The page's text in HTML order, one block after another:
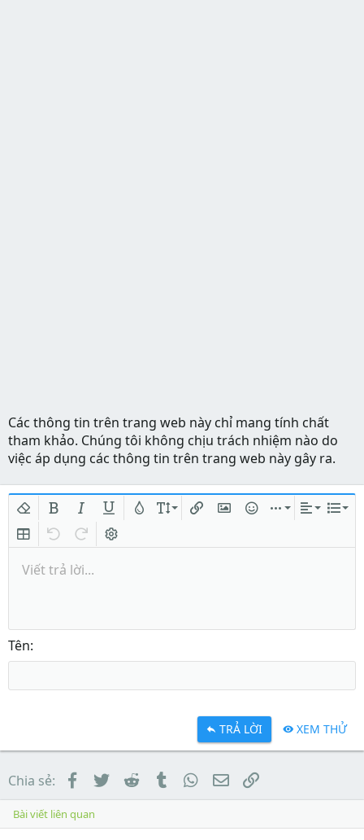
Các thông tin trên trang web này chỉ mang tính chất
tham khảo. Chúng tôi không chịu trách nhiệm nào do
việc áp dụng các thông tin trên trang web này gây ra.
Xóa định dạng
In đậmIn nghiêngGạch chân
Insert table
Quay lạiLàm lại
Viết trả lời...
Tên
TRẢ LỜI XEM THỬ
Chia sẻ: Facebook
TwitterReddit Tumblr WhatsApp
EmailLink
Bài viết liên quan